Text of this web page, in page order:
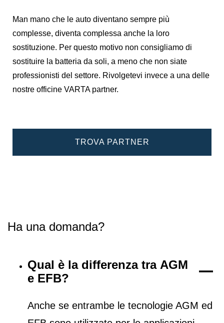
Man mano che le auto diventano sempre più
complesse, diventa complessa anche la loro
sostituzione. Per questo motivo non consigliamo di
sostituire la batteria da soli, a meno che non siate
professionisti del settore. Rivolgetevi invece a una delle
nostre officine VARTA partner.
TROVA PARTNER
Ha una domanda?
Qual è la differenza tra AGM
e EFB?
Anche se entrambe le tecnologie AGM ed